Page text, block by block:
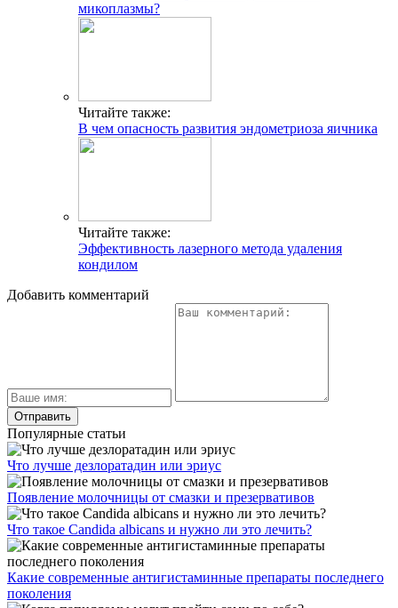
микоплазмы?
Читайте также:
В чем опасность развития эндометриоза яичника
Читайте также:
Эффективность лазерного метода удаления
кондилом
Добавить комментарий
Популярные статьи
Что лучше дезлоратадин или эриус
Появление молочницы от смазки и презервативов
Что такое Candida albicans и нужно ли это лечить?
Какие современные антигистаминные препараты последнего
поколения